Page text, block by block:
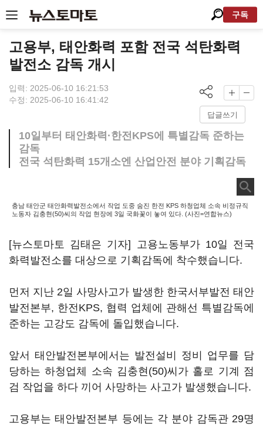
구독
고용부, 태안화력 포함 전국 석탄화력
발전소 감독 개시
입력: 2025-06-10 16:21:53
수정: 2025-06-10 16:41:42
답글쓰기
10일부터 태안화력·한전KPS에 특별감독 준하는
감독
전국 석탄화력 15개소엔 산업안전 분야 기획감독
충남 태안군 태안화력발전소에서 작업 도중 숨진 한전 KPS 하청업체 소속 비정규직
노동자 김충현(50)씨의 작업 현장에 3일 국화꽃이 놓여 있다. (사진=연합뉴스)
[뉴스토마토 김태은 기자] 고용노동부가 10일 전국
화력발전소를 대상으로 기획감독에 착수했습니다.
먼저 지난 2일 사망사고가 발생한 한국서부발전 태안
발전본부, 한전KPS, 협력 업체에 관해선 특별감독에
준하는 고강도 감독에 돌입했습니다.
앞서 태안발전본부에서는 발전설비 정비 업무를 담
당하는 하청업체 소속 김충현(50)씨가 홀로 기계 점
검 작업을 하다 끼어 사망하는 사고가 발생했습니다.
고용부는 태안발전본부 등에는 각 분야 감독관 29명